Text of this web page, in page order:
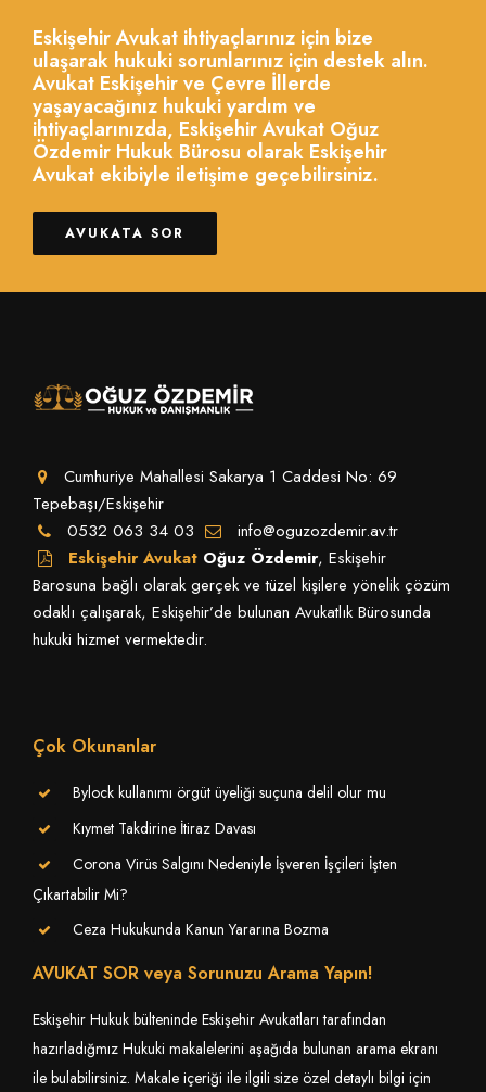
Eskişehir Avukat ihtiyaçlarınız için bize
ulaşarak hukuki sorunlarınız için destek alın.
Avukat Eskişehir ve Çevre İllerde
yaşayacağınız hukuki yardım ve
ihtiyaçlarınızda, Eskişehir Avukat Oğuz
Özdemir Hukuk Bürosu olarak Eskişehir
Avukat ekibiyle iletişime geçebilirsiniz.
AVUKATA SOR
Cumhuriye Mahallesi Sakarya 1 Caddesi No: 69
Tepebaşı/Eskişehir
0532 063 34 03
info@oguzozdemir.av.tr
Eskişehir Avukat Oğuz Özdemir, Eskişehir
Barosuna bağlı olarak gerçek ve tüzel kişilere yönelik çözüm
odaklı çalışarak, Eskişehir’de bulunan Avukatlık Bürosunda
hukuki hizmet vermektedir.
Çok Okunanlar
Bylock kullanımı örgüt üyeliği suçuna delil olur mu
Kıymet Takdirine İtiraz Davası
Corona Virüs Salgını Nedeniyle İşveren İşçileri İşten
Çıkartabilir Mi?
Ceza Hukukunda Kanun Yararına Bozma
AVUKAT SOR veya Sorunuzu Arama Yapın!
Eskişehir Hukuk bülteninde Eskişehir Avukatları tarafından
hazırladığmız Hukuki makalelerini aşağıda bulunan arama ekranı
ile bulabilirsiniz. Makale içeriği ile ilgili size özel detaylı bilgi için